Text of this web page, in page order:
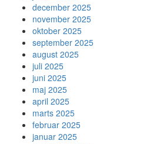
december 2025
november 2025
oktober 2025
september 2025
august 2025
juli 2025
juni 2025
maj 2025
april 2025
marts 2025
februar 2025
januar 2025